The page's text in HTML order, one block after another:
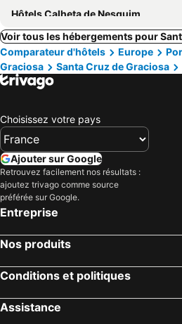
Hôtels Calheta de Nesquim
Voir tous les hébergements pour
Comparateur d'hôtels
Europe
Graciosa
Santa Cruz de Graciosa
Choisissez votre pays
Ajouter sur Google
Retrouvez facilement nos résultats :
ajoutez trivago comme source
préférée sur Google.
Entreprise
Nos produits
Conditions et politiques
Assistance